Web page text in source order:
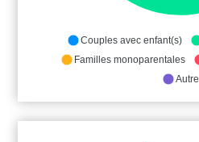
Couples avec enfant(s)
Familles monoparentales
Autre